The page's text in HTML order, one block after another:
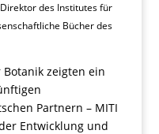
des Institutes für
Bücher des
zeigten ein
Partnern – MITI
Entwicklung und